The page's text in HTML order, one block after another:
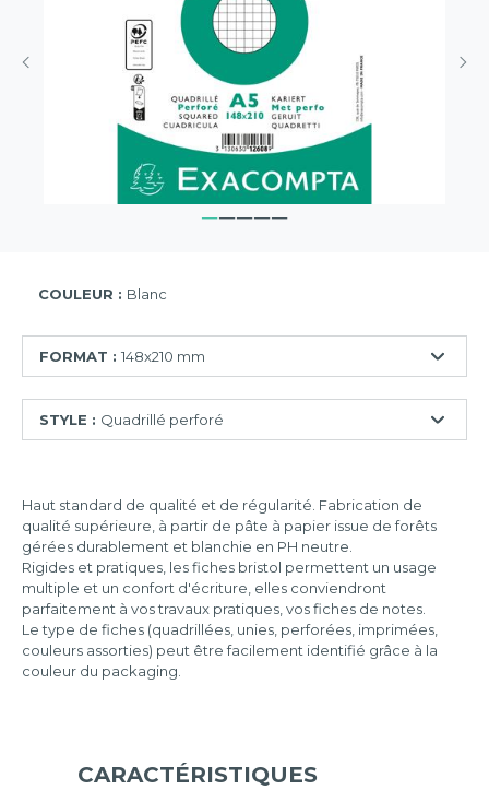
COULEUR : Blanc
FORMAT : 148x210 mm
mm
170x220
mm
210x297
mm
STYLE : Quadrillé perforé
Haut standard de qualité et de régularité. Fabrication de
qualité supérieure, à partir de pâte à papier issue de forêts
gérées durablement et blanchie en PH neutre.
Rigides et pratiques, les fiches bristol permettent un usage
multiple et un confort d'écriture, elles conviendront
parfaitement à vos travaux pratiques, vos fiches de notes.
Le type de fiches (quadrillées, unies, perforées, imprimées,
couleurs assorties) peut être facilement identifié grâce à la
couleur du packaging.
CARACTÉRISTIQUES